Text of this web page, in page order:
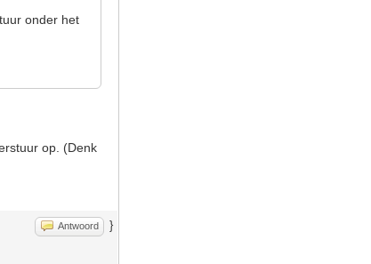
onder het
op. (Denk
Antwoord }